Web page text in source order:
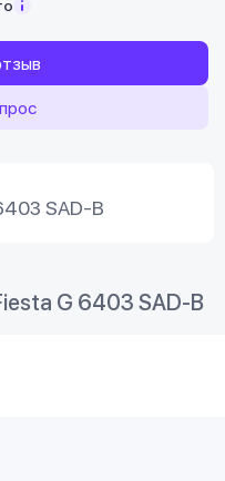
SAD-B
G 6403 SAD-B